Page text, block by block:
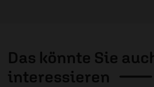
Das könnte Sie
interessieren